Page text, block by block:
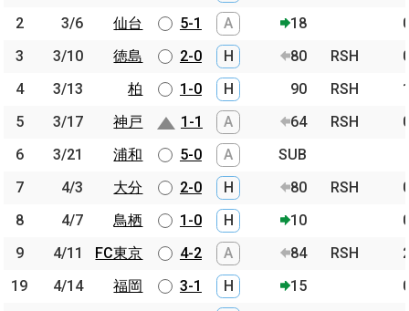
2
3/6 仙台 5-1 A 18
3
3/10 徳島 2-0 H 80 RSH
4
3/13 柏 1-0 H 90 RSH
5
3/17 神戸 1-1 A 64 RSH
6
3/21 浦和 5-0 A
SUB
7
4/3 大分 2-0 H 80 RSH
8
4/7 鳥栖 1-0 H 10
9
4/11 FC東京 4-2 A 84 RSH
19
4/14 福岡 3-1 H 15
2
3/6
仙台
3
3/10
徳島
4
3/13
柏
5
3/17
神戸
6
3/21
浦和
7
4/3
大分
8
4/7
鳥栖
9
4/11
FC東京
19
4/14
福岡